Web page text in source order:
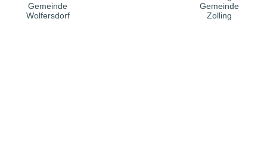
Gemeinde
Wolfersdorf
Gemeinde
Zolling